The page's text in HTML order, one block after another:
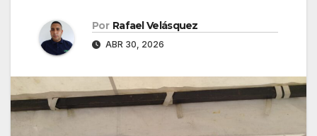
Por Rafael Velásquez
ABR 30, 2026